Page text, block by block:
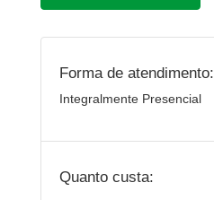
Forma de atendimento:
Integralmente Presencial
Quanto custa: